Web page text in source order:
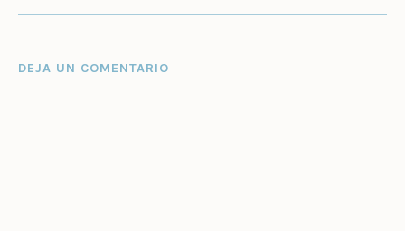
DEJA UN COMENTARIO